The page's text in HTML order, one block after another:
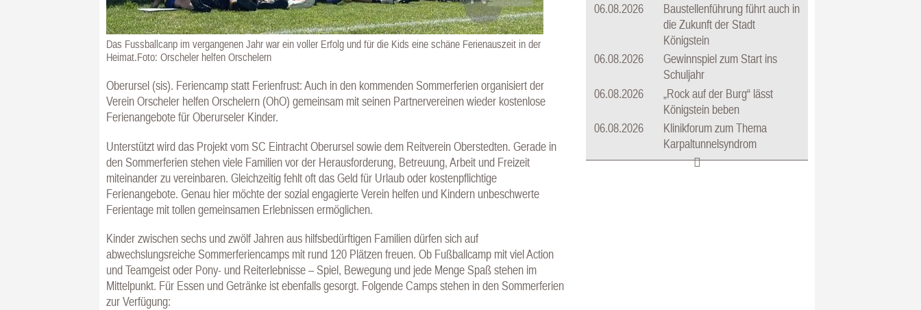
Das Fussballcanp im vergangenen Jahr war ein voller Erfolg und für die Kids eine schäne Ferienauszeit in der
Heimat.Foto: Orscheler helfen Orschelern
Oberursel (sis). Feriencamp statt Ferienfrust: Auch in den kommenden Sommerferien organisiert der
Verein Orscheler helfen Orschelern (OhO) gemeinsam mit seinen Partnervereinen wieder kostenlose
Ferienangebote für Oberurseler Kinder.
Unterstützt wird das Projekt vom SC Eintracht Oberursel sowie dem Reitverein Oberstedten. Gerade in
den Sommerferien stehen viele Familien vor der Herausforderung, Betreuung, Arbeit und Freizeit
miteinander zu vereinbaren. Gleichzeitig fehlt oft das Geld für Urlaub oder kostenpflichtige
Ferienangebote. Genau hier möchte der sozial engagierte Verein helfen und Kindern unbeschwerte
Ferientage mit tollen gemeinsamen Erlebnissen ermöglichen.
Kinder zwischen sechs und zwölf Jahren aus hilfsbedürftigen Familien dürfen sich auf
abwechslungsreiche Sommerferiencamps mit rund 120 Plätzen freuen. Ob Fußballcamp mit viel Action
und Teamgeist oder Pony- und Reiterlebnisse – Spiel, Bewegung und jede Menge Spaß stehen im
Mittelpunkt. Für Essen und Getränke ist ebenfalls gesorgt. Folgende Camps stehen in den Sommerferien
zur Verfügung:
06.08.2026
Baustellenführung führt auch in
die Zukunft der Stadt
Königstein
06.08.2026
Gewinnspiel zum Start ins
Schuljahr
06.08.2026
„Rock auf der Burg“ lässt
Königstein beben
06.08.2026
Klinikforum zum Thema
Karpaltunnelsyndrom